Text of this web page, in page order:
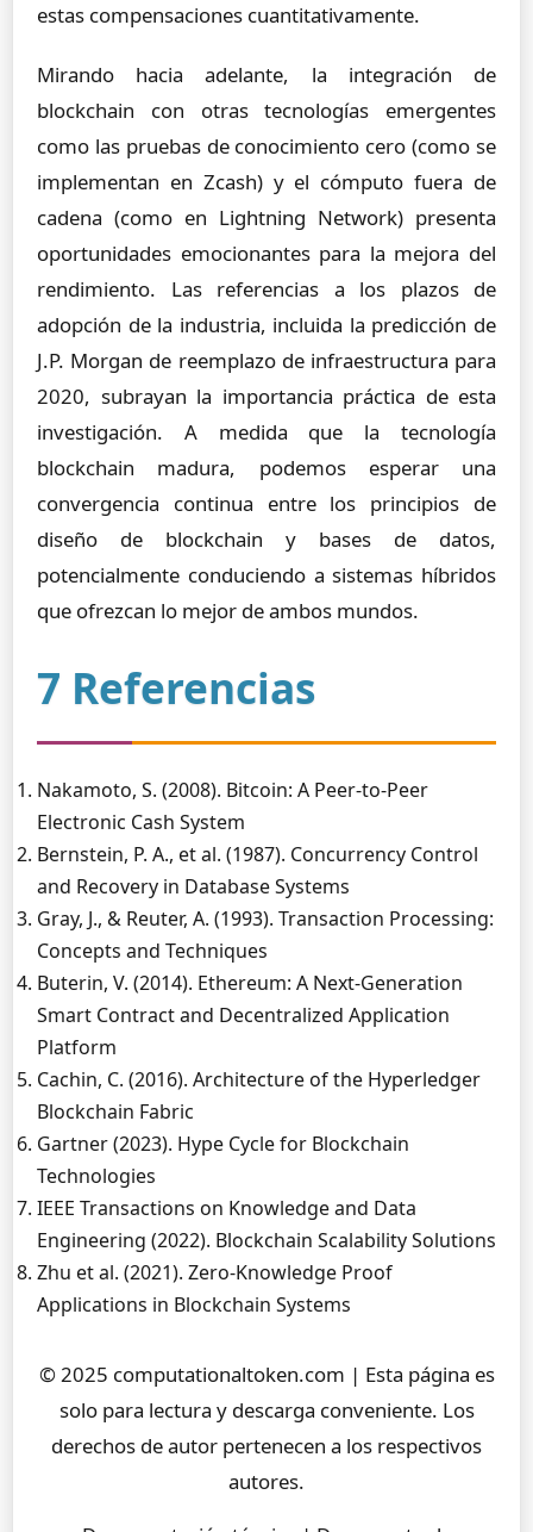
estas compensaciones cuantitativamente.
Mirando hacia adelante, la integración de
blockchain con otras tecnologías emergentes
como las pruebas de conocimiento cero (como se
implementan en Zcash) y el cómputo fuera de
cadena (como en Lightning Network) presenta
oportunidades emocionantes para la mejora del
rendimiento. Las referencias a los plazos de
adopción de la industria, incluida la predicción de
J.P. Morgan de reemplazo de infraestructura para
2020, subrayan la importancia práctica de esta
investigación. A medida que la tecnología
blockchain madura, podemos esperar una
convergencia continua entre los principios de
diseño de blockchain y bases de datos,
potencialmente conduciendo a sistemas híbridos
que ofrezcan lo mejor de ambos mundos.
7 Referencias
Nakamoto, S. (2008). Bitcoin: A Peer-to-Peer
Electronic Cash System
Bernstein, P. A., et al. (1987). Concurrency Control
and Recovery in Database Systems
Gray, J., & Reuter, A. (1993). Transaction Processing:
Concepts and Techniques
Buterin, V. (2014). Ethereum: A Next-Generation
Smart Contract and Decentralized Application
Platform
Cachin, C. (2016). Architecture of the Hyperledger
Blockchain Fabric
Gartner (2023). Hype Cycle for Blockchain
Technologies
IEEE Transactions on Knowledge and Data
Engineering (2022). Blockchain Scalability Solutions
Zhu et al. (2021). Zero-Knowledge Proof
Applications in Blockchain Systems
© 2025 computationaltoken.com | Esta página es
solo para lectura y descarga conveniente. Los
derechos de autor pertenecen a los respectivos
autores.